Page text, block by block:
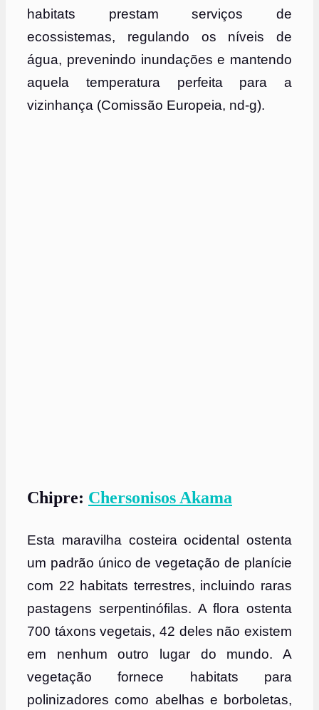
habitats prestam serviços de
ecossistemas, regulando os níveis de
água, prevenindo inundações e mantendo
aquela temperatura perfeita para a
vizinhança (Comissão Europeia, nd-g).
Chipre: Chersonisos Akama
Esta maravilha costeira ocidental ostenta
um padrão único de vegetação de planície
com 22 habitats terrestres, incluindo raras
pastagens serpentinófilas. A flora ostenta
700 táxons vegetais, 42 deles não existem
em nenhum outro lugar do mundo. A
vegetação fornece habitats para
polinizadores como abelhas e borboletas,